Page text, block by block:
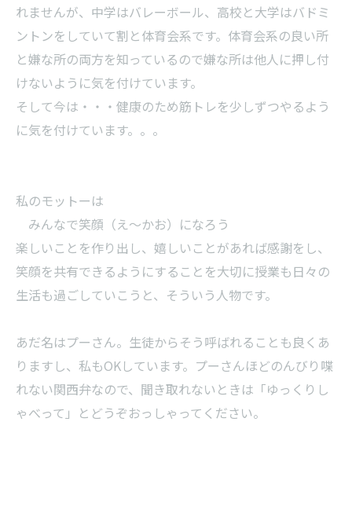
れませんが、中学はバレーボール、高校と大学はバドミ
ントンをしていて割と体育会系です。体育会系の良い所
と嫌な所の両方を知っているので嫌な所は他人に押し付
けないように気を付けています。
そして今は・・・健康のため筋トレを少しずつやるよう
に気を付けています。。。
私のモットーは
みんなで笑顔（え～かお）になろう
楽しいことを作り出し、嬉しいことがあれば感謝をし、
笑顔を共有できるようにすることを大切に授業も日々の
生活も過ごしていこうと、そういう人物です。
あだ名はプーさん。生徒からそう呼ばれることも良くあ
りますし、私もOKしています。プーさんほどのんびり喋
れない関西弁なので、聞き取れないときは「ゆっくりし
ゃべって」とどうぞおっしゃってください。